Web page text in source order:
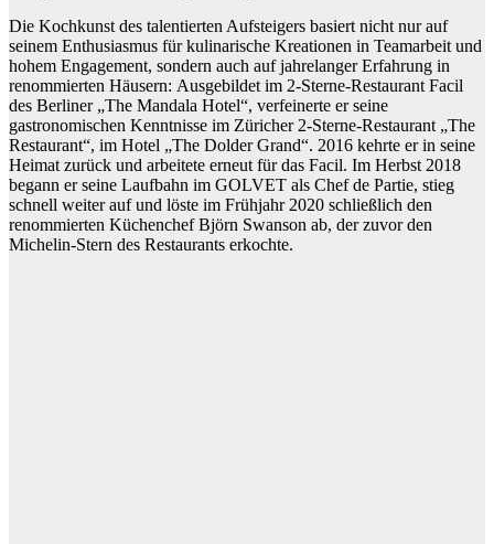
Die Kochkunst des talentierten Aufsteigers basiert nicht nur auf
seinem Enthusiasmus für kulinarische Kreationen in Teamarbeit und
hohem Engagement, sondern auch auf jahrelanger Erfahrung in
renommierten Häusern: Ausgebildet im 2-Sterne-Restaurant Facil
des Berliner „The Mandala Hotel“, verfeinerte er seine
gastronomischen Kenntnisse im Züricher 2-Sterne-Restaurant „The
Restaurant“, im Hotel „The Dolder Grand“. 2016 kehrte er in seine
Heimat zurück und arbeitete erneut für das Facil. Im Herbst 2018
begann er seine Laufbahn im GOLVET als Chef de Partie, stieg
schnell weiter auf und löste im Frühjahr 2020 schließlich den
renommierten Küchenchef Björn Swanson ab, der zuvor den
Michelin-Stern des Restaurants erkochte.